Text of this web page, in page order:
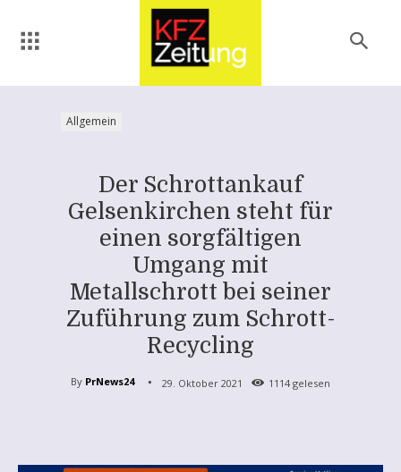
Allgemein
Der Schrottankauf
Gelsenkirchen steht für
einen sorgfältigen
Umgang mit
Metallschrott bei seiner
Zuführung zum Schrott-
Recycling
By PrNews24 29. Oktober 2021 1114 gelesen